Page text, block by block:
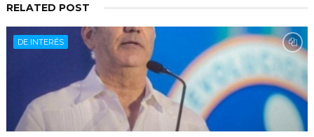
RELATED POST
DE INTERÉS